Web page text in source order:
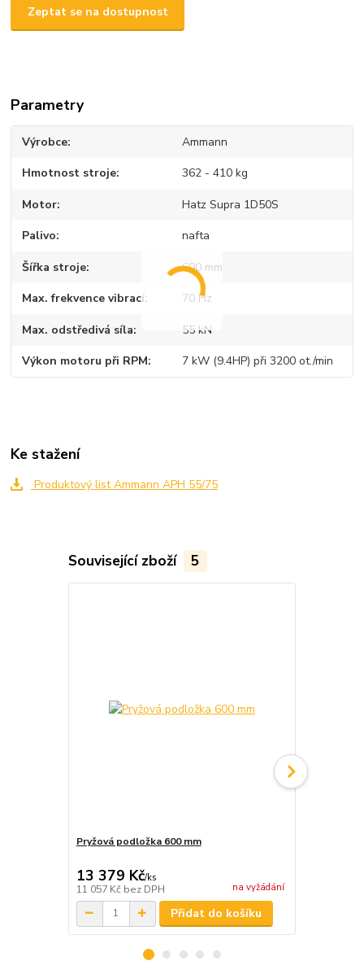
Zeptat se na dostupnost
Parametry
Výrobce Ammann
Hmotnost stroje 362 - 410 kg
Motor Hatz Supra 1D50S
Palivo nafta
Šířka stroje 600 mm
Max. frekvence vibrací 70 Hz
Max. odstředivá síla 55 kN
Výkon motoru při RPM 7 kW (9.4HP) při 3200 ot./min
Ke stažení
Produktový list Ammann APH 55/75
Související zboží 5
Pryžová podložka 600 mm
13 379 Kč/ks
11 057 Kč bez DPH na vyžádání
Přidat do košíku